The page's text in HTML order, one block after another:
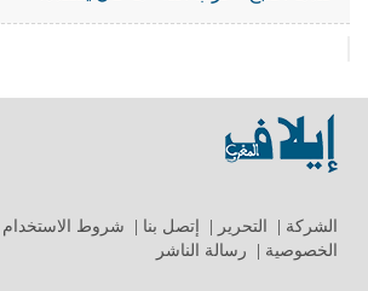
الشركة التحرير إتصل بنا شروط الاستخدام
الخصوصية
رسالة الناشر